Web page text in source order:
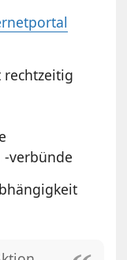
verbünde